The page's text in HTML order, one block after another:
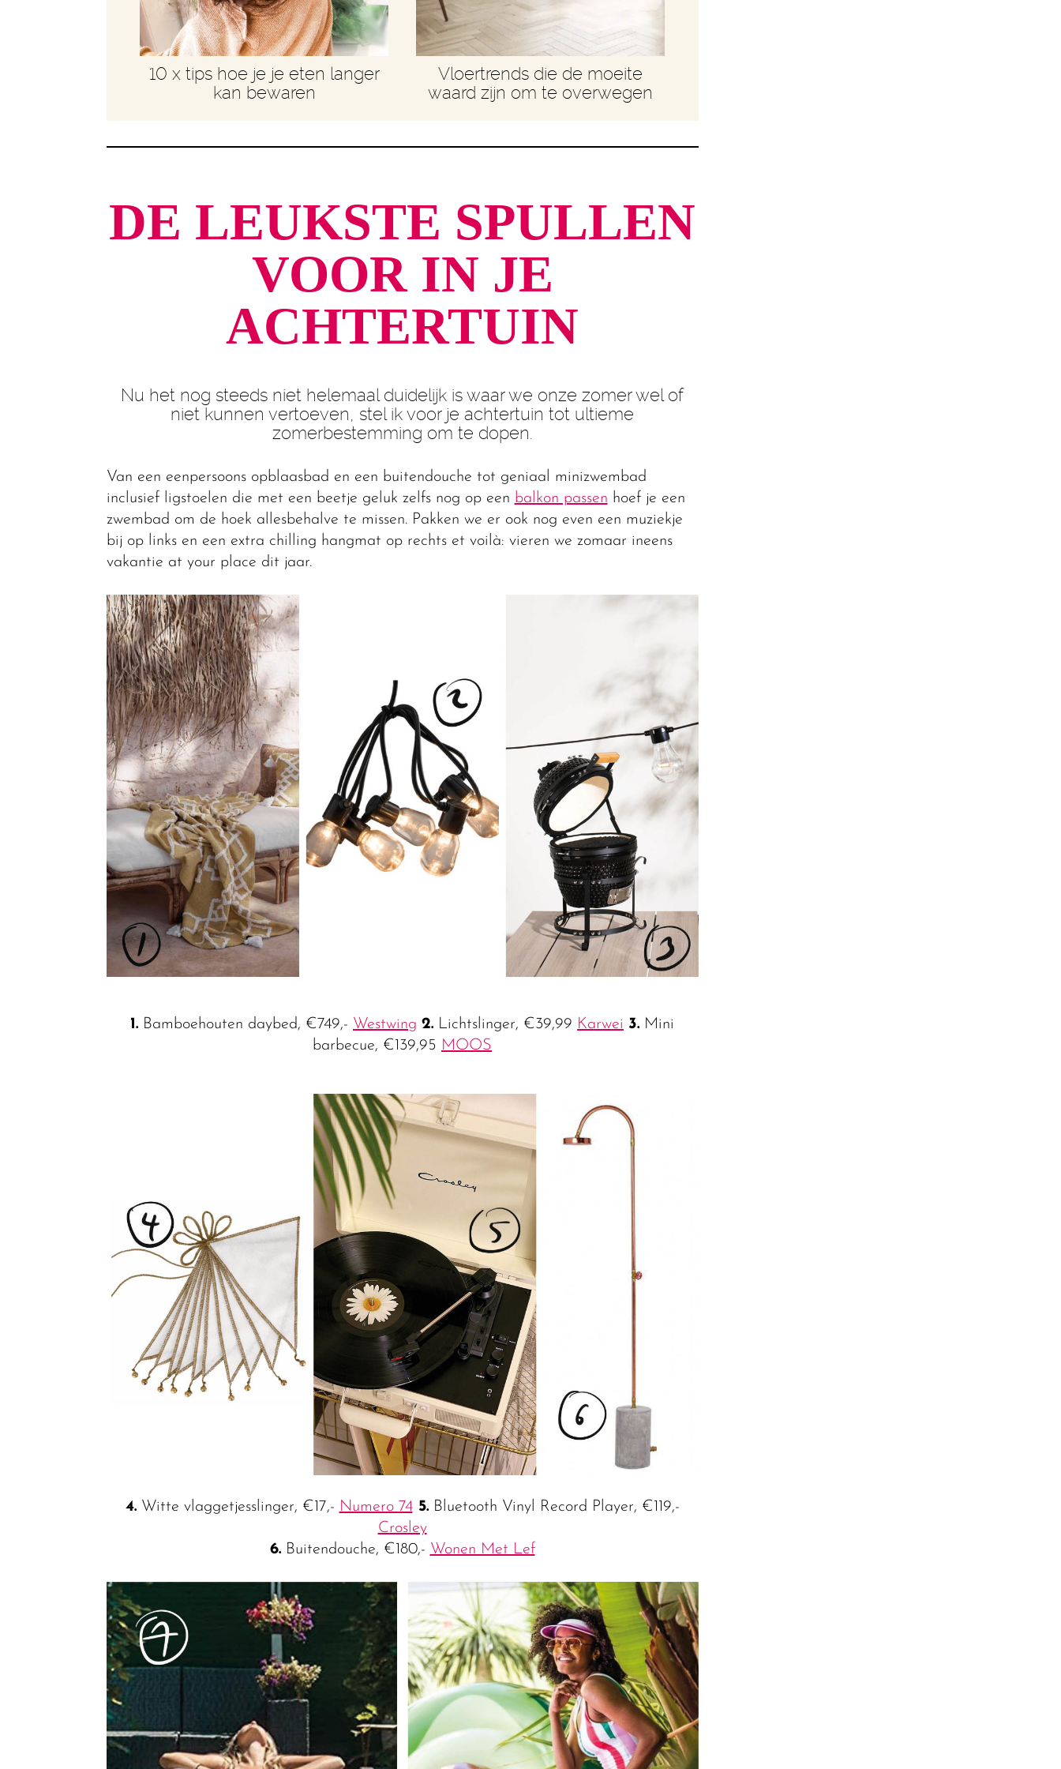
10 x tips hoe je je eten langer
kan bewaren
Vloertrends die de moeite
waard zijn om te overwegen
DE LEUKSTE SPULLEN
VOOR IN JE
ACHTERTUIN
Nu het nog steeds niet helemaal duidelijk is waar we onze zomer wel of
niet kunnen vertoeven, stel ik voor je achtertuin tot ultieme
zomerbestemming om te dopen.
Van een eenpersoons opblaasbad en een buitendouche tot geniaal minizwembad
inclusief ligstoelen die met een beetje geluk zelfs nog op een balkon passen hoef je een
zwembad om de hoek allesbehalve te missen. Pakken we er ook nog even een muziekje
bij op links en een extra chilling hangmat op rechts et voilà: vieren we zomaar ineens
vakantie at your place dit jaar.
1. Bamboehouten daybed, €749,- Westwing 2. Lichtslinger, €39,99 Karwei 3. Mini
barbecue, €139,95 MOOS
4.Witte vlaggetjesslinger, €17,- Numero 745.Bluetooth Vinyl Record Player, €119,-
Crosley
6.Buitendouche, €180,- Wonen Met Lef